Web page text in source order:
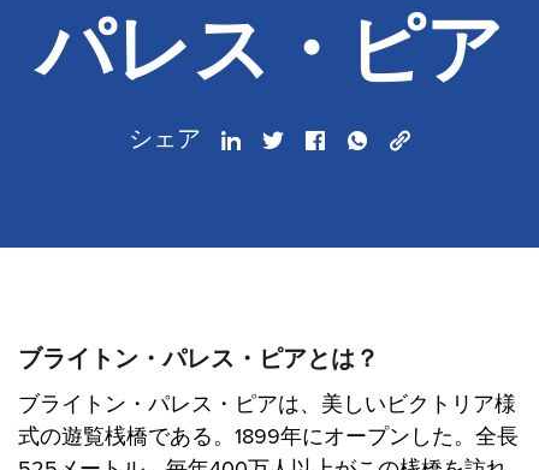
パレス・ピア
シェア
ブライトン・パレス・ピアとは？
ブライトン・パレス・ピアは、美しいビクトリア様
式の遊覧桟橋である。1899年にオープンした。全長